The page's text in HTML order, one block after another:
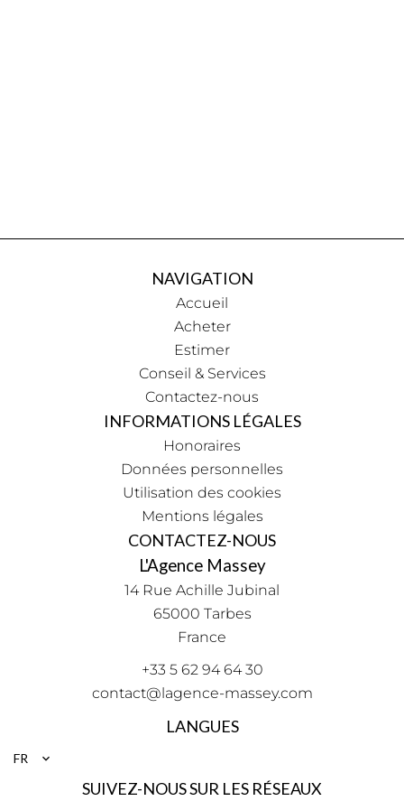
NAVIGATION
Accueil
Acheter
Estimer
Conseil & Services
Contactez-nous
INFORMATIONS LÉGALES
Honoraires
Données personnelles
Utilisation des cookies
Mentions légales
CONTACTEZ-NOUS
L'Agence Massey
14 Rue Achille Jubinal
65000 Tarbes
France
+33 5 62 94 64 30
contact@lagence-massey.com
LANGUES
FR
SUIVEZ-NOUS SUR LES RÉSEAUX